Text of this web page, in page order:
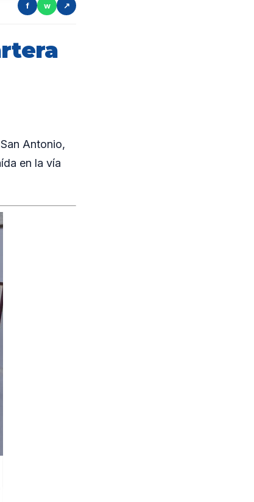
f w ↗
Antonio,
en la vía